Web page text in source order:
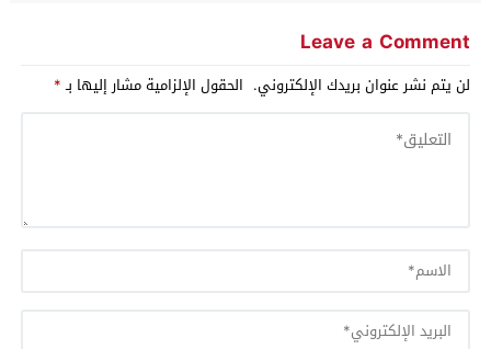
Leave a Comment
لن يتم نشر عنوان بريدك الإلكتروني. الحقول الإلزامية مشار إليها بـ*